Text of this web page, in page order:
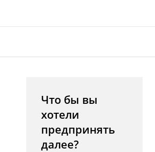
Что бы вы
хотели
предпринять
далее?